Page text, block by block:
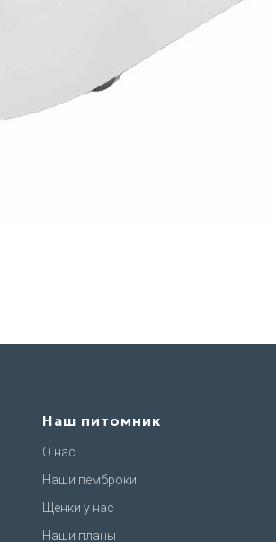
Наш питомник
О нас
Наши пемброки
Щенки у нас
Наши планы